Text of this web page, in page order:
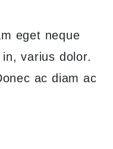
eget neque
varius dolor.
ac diam ac